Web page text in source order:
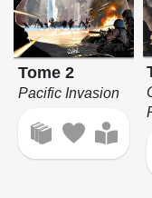
Tome 2
Pacific Invasion